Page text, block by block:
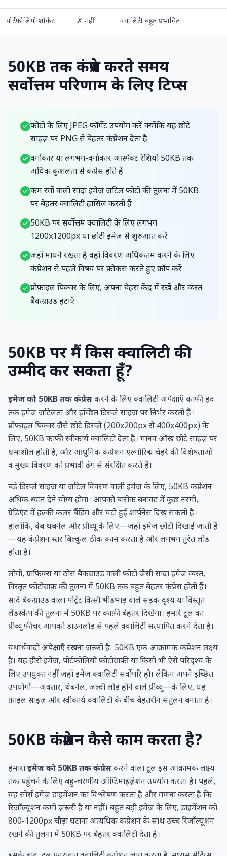
पोर्टफोलियो शोकेस ✗ नहीं क्वालिटी बहुत प्रभावित
50KB तक कंप्रेस करते समय
सर्वोत्तम परिणाम के लिए टिप्स
फोटो के लिए JPEG फ़ॉर्मेट उपयोग करें क्योंकि यह छोटे
साइज़ पर PNG से बेहतर कंप्रेशन देता है
वर्गाकार या लगभग-वर्गाकार आस्पेक्ट रेशियो 50KB तक
अधिक कुशलता से कंप्रेस होते हैं
कम रंगों वाली सादा इमेज जटिल फोटो की तुलना में 50KB
पर बेहतर क्वालिटी हासिल करती हैं
50KB पर सर्वोत्तम क्वालिटी के लिए लगभग
1200x1200px या छोटी इमेज से शुरुआत करें
जहाँ मायने रखता है वहाँ विवरण अधिकतम करने के लिए
कंप्रेशन से पहले विषय पर फ़ोकस करते हुए क्रॉप करें
प्रोफ़ाइल पिक्चर के लिए, अपना चेहरा केंद्र में रखें और व्यस्त
बैकग्राउंड हटाएँ
50KB पर मैं किस क्वालिटी की
उम्मीद कर सकता हूँ?
इमेज को 50KB तक कंप्रेसकरने के लिए क्वालिटी अपेक्षाएँ काफ़ी हद
तक इमेज जटिलता और इच्छित डिस्प्ले साइज़ पर निर्भर करती हैं।
प्रोफ़ाइल पिक्चर जैसे छोटे डिस्प्ले (200x200px से 400x400px) के
लिए, 50KB काफ़ी स्वीकार्य क्वालिटी देता है। मानव आँख छोटे साइज़ पर
क्षमाशील होती है, और आधुनिक कंप्रेशन एल्गोरिद्म चेहरे की विशेषताओं
व मुख्य विवरण को प्रभावी ढंग से संरक्षित करते हैं।
बड़े डिस्प्ले साइज़ या जटिल विवरण वाली इमेज के लिए, 50KB कंप्रेशन
अधिक ध्यान देने योग्य होगा। आपको बारीक बनावट में कुछ नरमी,
ग्रेडिएंट में हल्की कलर बैंडिंग और घटी हुई शार्पनेस दिख सकती है।
हालाँकि, वेब थंबनेल और प्रीव्यू के लिए—जहाँ इमेज छोटी दिखाई जाती हैं
—यह कंप्रेशन स्तर बिल्कुल ठीक काम करता है और लगभग तुरंत लोड
होता है।
लोगो, ग्राफ़िक्स या ठोस बैकग्राउंड वाली फोटो जैसी सादा इमेज व्यस्त,
विस्तृत फोटोग्राफ़ की तुलना में 50KB तक बहुत बेहतर कंप्रेस होती हैं।
सादे बैकग्राउंड वाला पोर्ट्रेट किसी भीड़भाड़ वाले सड़क दृश्य या विस्तृत
लैंडस्केप की तुलना में 50KB पर काफ़ी बेहतर दिखेगा। हमारे टूल का
प्रीव्यू फ़ीचर आपको डाउनलोड से पहले क्वालिटी सत्यापित करने देता है।
यथार्थवादी अपेक्षाएँ रखना ज़रूरी है: 50KB एक आक्रामक कंप्रेशन लक्ष्य
है। यह हीरो इमेज, पोर्टफोलियो फोटोग्राफी या किसी भी ऐसे परिदृश्य के
लिए उपयुक्त नहीं जहाँ इमेज क्वालिटी सर्वोपरि हो। लेकिन अपने इच्छित
उपयोगों—अवतार, थंबनेल, जल्दी लोड होने वाले प्रीव्यू—के लिए, यह
फ़ाइल साइज़ और स्वीकार्य क्वालिटी के बीच बेहतरीन संतुलन बनाता है।
50KB कंप्रेशन कैसे काम करता है?
हमाराइमेज को 50KB तक कंप्रेसकरने वाला टूल इस आक्रामक लक्ष्य
तक पहुँचने के लिए बहु-चरणीय ऑप्टिमाइज़ेशन उपयोग करता है। पहले,
यह सोर्स इमेज डाइमेंशन का विश्लेषण करता है और गणना करता है कि
रिज़ॉल्यूशन कमी ज़रूरी है या नहीं। बहुत बड़ी इमेज के लिए, डाइमेंशन को
800-1200px चौड़ा घटाना अत्यधिक कंप्रेशन के साथ उच्च रिज़ॉल्यूशन
रखने की तुलना में 50KB पर बेहतर क्वालिटी देता है।